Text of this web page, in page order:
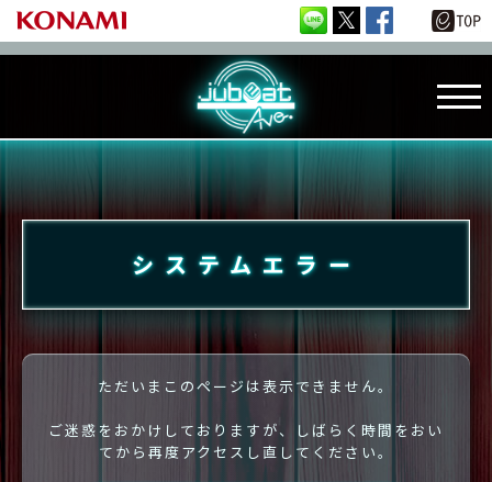
システムエラー
ただいまこのページは表示できません。
ご迷惑をおかけしておりますが、しばらく時間をおい
てから再度アクセスし直してください。